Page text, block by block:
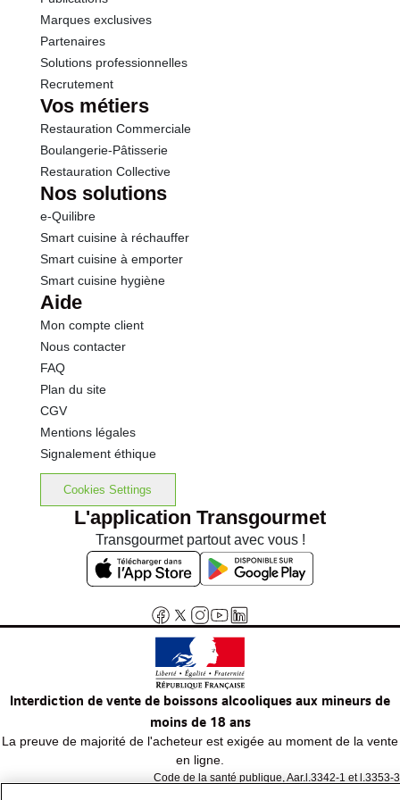
Marques exclusives
Partenaires
Solutions professionnelles
Recrutement
Vos métiers
Restauration Commerciale
Boulangerie-Pâtisserie
Restauration Collective
Nos solutions
e-Quilibre
Smart cuisine à réchauffer
Smart cuisine à emporter
Smart cuisine hygiène
Aide
Mon compte client
Nous contacter
FAQ
Plan du site
CGV
Mentions légales
Signalement éthique
Cookies Settings
L'application Transgourmet
Transgourmet partout avec vous !
Interdiction de vente de boissons alcooliques aux mineurs de
moins de 18 ans
La preuve de majorité de l'acheteur est exigée au moment de la vente
en ligne.
Code de la santé publique, Aar.l.3342-1 et l.3353-3